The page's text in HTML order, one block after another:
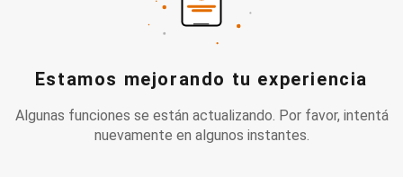
Estamos mejorando tu experiencia
Algunas funciones se están actualizando. Por favor, intentá
nuevamente en algunos instantes.